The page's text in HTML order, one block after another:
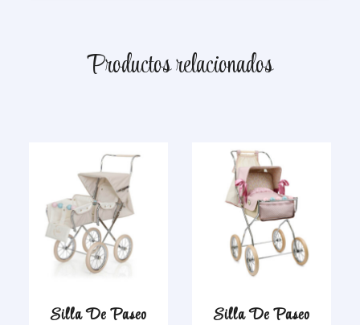
Productos relacionados
Silla De Paseo
Silla De Paseo